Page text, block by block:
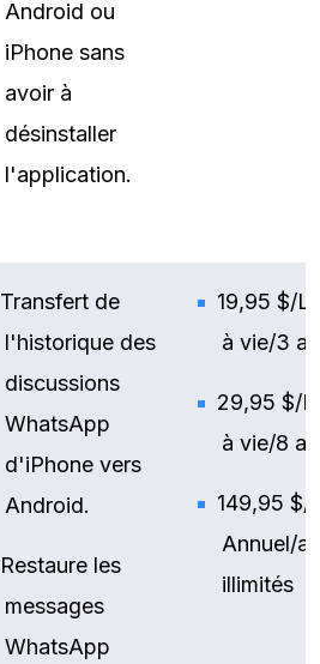
Android ou
iPhone sans
avoir à
désinstaller
l'application.
Transfert de
l'historique des
discussions
WhatsApp
d'iPhone vers
Android.
Restaure les
messages
WhatsApp
19,95 $/
à vie/3
29,95 $/
à vie/8
149,95 $/
Annuel/
illimités